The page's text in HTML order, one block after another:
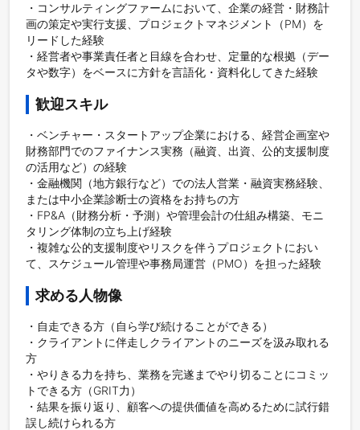
・コンサルティングファームにおいて、企業の経営・財務計
画の策定や実行支援、プロジェクトマネジメント（PM）を
リードした経験
・経営者や事業責任者と目線を合わせ、定量的な根拠（デー
タや数字）をベースに方針を言語化・資料化してきた経験
歓迎スキル
・ベンチャー・スタートアップ企業における、経営企画室や
財務部門でのファイナンス実務（融資、出資、公的支援制度
の活用など）の経験
・金融機関（地方銀行など）での法人営業・融資実務経験、
または中小企業診断士の資格をお持ちの方
・FP&A（財務分析・予測）や管理会計の仕組み構築、モニ
タリング体制の立ち上げ経験
・複雑な公的支援制度やリスクを伴うプロジェクトにおい
て、スケジュール管理や事務局運営（PMO）を担った経験
求める人物像
・自走できる方（自ら学び続けることができる）
・クライアントに伴走しクライアントのニーズを汲み取れる
方
・やりきる力を持ち、業務を完遂までやり切ることにコミッ
トできる方（GRIT力）
・結果を振り返り、顧客への提供価値を高めるために試行錯
誤し続けられる方